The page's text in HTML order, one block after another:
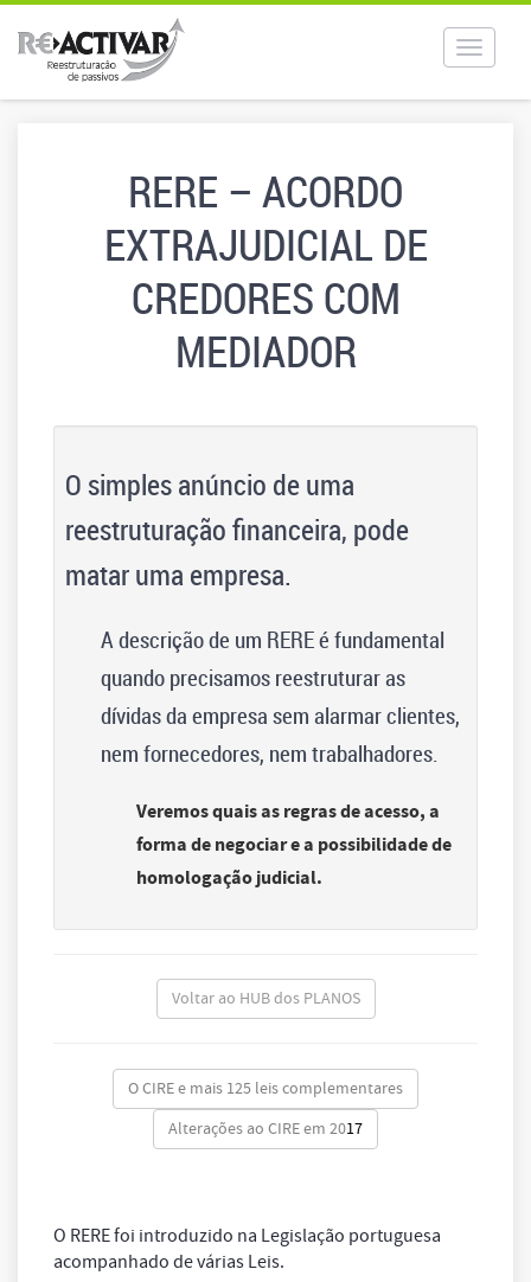
Toggle
RERE – ACORDO
EXTRAJUDICIAL DE
CREDORES COM
MEDIADOR
O simples anúncio de uma
reestruturação financeira, pode
matar uma empresa.
A descrição de um RERE é fundamental
quando precisamos reestruturar as
dívidas da empresa sem alarmar clientes,
nem fornecedores, nem trabalhadores.
Veremos quais as regras de acesso, a
forma de negociar e a possibilidade de
homologação judicial.
Voltar ao HUB dos PLANOS
O CIRE e mais 125 leis complementares
Alterações ao CIRE em 2017
O RERE foi introduzido na Legislação portuguesa
acompanhado de várias Leis.